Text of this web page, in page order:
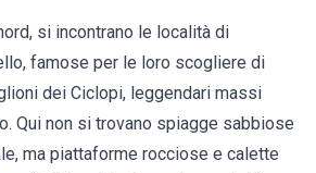
si incontrano le località di
famose per le loro scogliere di
dei Ciclopi, leggendari massi
Qui non si trovano spiagge sabbiose
ma piattaforme rocciose e calette